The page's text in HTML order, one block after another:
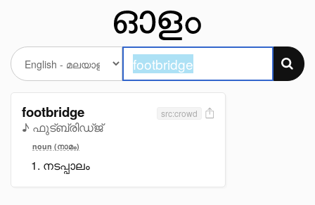
footbridge
♪ ഫുട്ബ്രിഡ്ജ്
src:crowd
noun (നാമം)
നടപ്പാലം